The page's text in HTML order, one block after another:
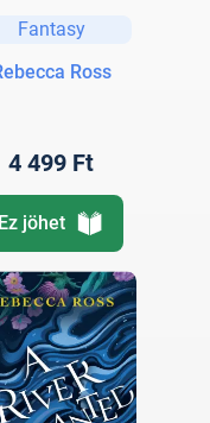
Fantasy
Ross
4 499 Ft
Ez jöhet